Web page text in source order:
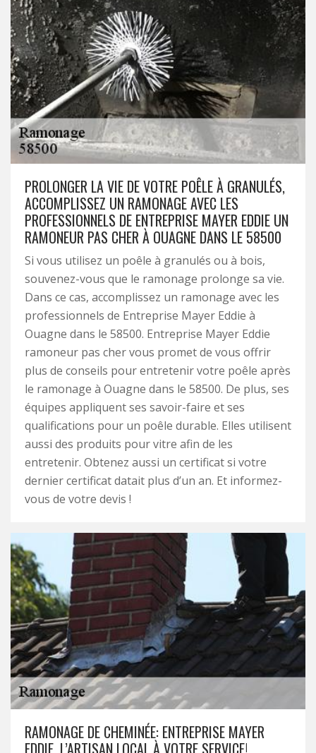
PROLONGER LA VIE DE VOTRE POÊLE À GRANULÉS,
ACCOMPLISSEZ UN RAMONAGE AVEC LES
PROFESSIONNELS DE ENTREPRISE MAYER EDDIE UN
RAMONEUR PAS CHER À OUAGNE DANS LE 58500
Si vous utilisez un poêle à granulés ou à bois,
souvenez-vous que le ramonage prolonge sa vie.
Dans ce cas, accomplissez un ramonage avec les
professionnels de Entreprise Mayer Eddie à
Ouagne dans le 58500. Entreprise Mayer Eddie
ramoneur pas cher vous promet de vous offrir
plus de conseils pour entretenir votre poêle après
le ramonage à Ouagne dans le 58500. De plus, ses
équipes appliquent ses savoir-faire et ses
qualifications pour un poêle durable. Elles utilisent
aussi des produits pour vitre afin de les
entretenir. Obtenez aussi un certificat si votre
dernier certificat datait plus d’un an. Et informez-
vous de votre devis !
RAMONAGE DE CHEMINÉE: ENTREPRISE MAYER
EDDIE, L’ARTISAN LOCAL À VOTRE SERVICE!